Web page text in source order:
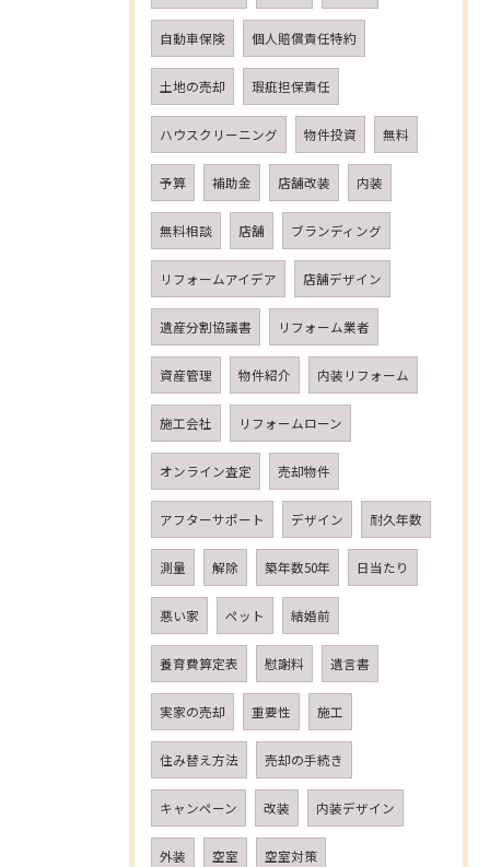
自動車保険 個人賠償責任特約
土地の売却 瑕疵担保責任
ハウスクリーニング 物件投資 無料
予算 補助金 店舗改装 内装
無料相談 店舗 ブランディング
リフォームアイデア 店舗デザイン
遺産分割協議書 リフォーム業者
資産管理 物件紹介 内装リフォーム
施工会社 リフォームローン
オンライン査定 売却物件
アフターサポート デザイン 耐久年数
測量 解除 築年数50年 日当たり
悪い家 ペット 結婚前
養育費算定表 慰謝料 遺言書
実家の売却 重要性 施工
住み替え方法 売却の手続き
キャンペーン 改装 内装デザイン
外装 空室 空室対策